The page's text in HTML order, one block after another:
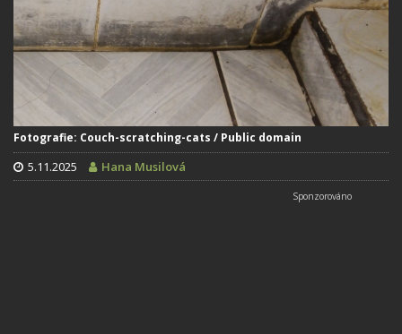
Fotografie: Couch-scratching-cats / Public domain
5.11.2025 Hana Musilová